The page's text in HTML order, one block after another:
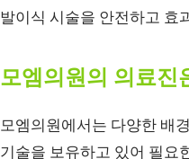
발이식 시술을 안전하고 효
모엠의원의 의료진
모엠의원에서는 다양한 배
기술을 보유하고 있어 필요